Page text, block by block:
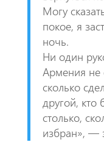
Могу
покое, я
ночь.
Ни один
Армения не
сколько
другой, кто
столько,
избран», —